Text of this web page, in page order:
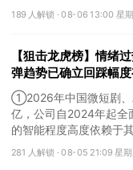
司”向“AI原生平台生态型
189 人解锁 ·08-06 13:00 星
【狙击龙虎榜】情绪
弹趋势已确立回踩幅
①2026年中国微短剧、
亿，公司自2024年起
的智能程度高度依赖于
能力，公司是全球首个
业；③2026年被多方定
281 人解锁 ·08-05 21:09 星期